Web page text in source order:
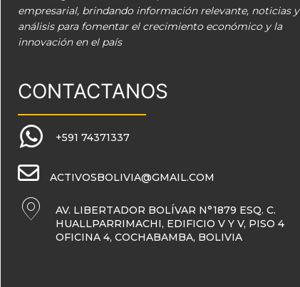
empresarial, brindando información relevante, noticias y
análisis para fomentar el crecimiento económico y la
innovación en el país
CONTACTANOS
+591 74371337
ACTIVOSBOLIVIA@GMAIL.COM
AV. LIBERTADOR BOLÍVAR N°1879 ESQ. C.
HUALLPARRIMACHI, EDIFICIO V Y V, PISO 4
OFICINA 4, COCHABAMBA, BOLIVIA